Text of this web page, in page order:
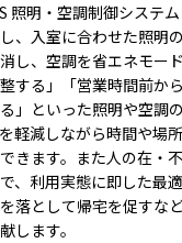
照明・空調制御システ
、入室に合わせた照明
し、空調を省エネモー
する」「営業時間前か
」といった照明や空調
軽減しながら時間や場
きます。また人の在・
、利用実態に即した最
落として帰宅を促すな
します。